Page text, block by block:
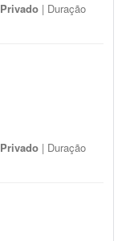
Privado | Duração
Privado | Duração